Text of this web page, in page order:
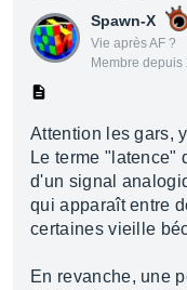
Spawn-X
Vie après AF ?
Membre depuis
Attention les gars,
Le terme "latence"
d'un signal
qui apparaît entre
certaines vieille
En revanche, une